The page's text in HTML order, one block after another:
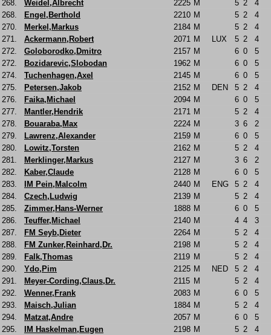
268.
Weidel,Albrecht 2225 M 5 2
4
268.
Engel,Berthold 2210 M 5 2
4
270.
Merkel,Markus 2184 M 5 2
4
271.
Ackermann,Robert 2071 M LUX 5 2
4
272.
Goloborodko,Dmitro 2157 M 6 0
5
272.
Bozidarevic,Slobodan 1962 M 6 0
5
274.
Tuchenhagen,Axel 2145 M 6 0
5
275.
Petersen,Jakob 2152 M DEN 5 2
4
276.
Faika,Michael 2094 M 6 0
5
277.
Mantler,Hendrik 2171 M 5 2
4
278.
Bouaraba,Max 2224 M 3 6
2
279.
Lawrenz,Alexander 2159 M 6 0
5
280.
Lowitz,Torsten 2162 M 5 2
4
281.
Merklinger,Markus 2127 M 3 6
2
282.
Kaber,Claude 2128 M 6 0
5
283.
IM Pein,Malcolm 2440 M ENG 5 2
4
284.
Czech,Ludwig 2139 M 5 2
4
285.
Zimmer,Hans-Werner 1888 M 6 0
5
286.
Teuffer,Michael 2140 M 4 4
3
287.
FM Seyb,Dieter 2264 M 5 2
4
288.
FM Zunker,Reinhard,Dr. 2198 M 5 2
4
289.
Falk,Thomas 2119 M 5 2
4
290.
Ydo,Pim 2125 M NED 5 2
4
291.
Meyer-Cording,Claus,Dr. 2115 M 5 2
4
292.
Wenner,Frank 2083 M 6 0
5
293.
Maisch,Julian 1884 M 5 2
4
294.
Matzat,Andre 2057 M 6 0
5
295.
IM Haskelman,Eugen 2198 M 5 2
4